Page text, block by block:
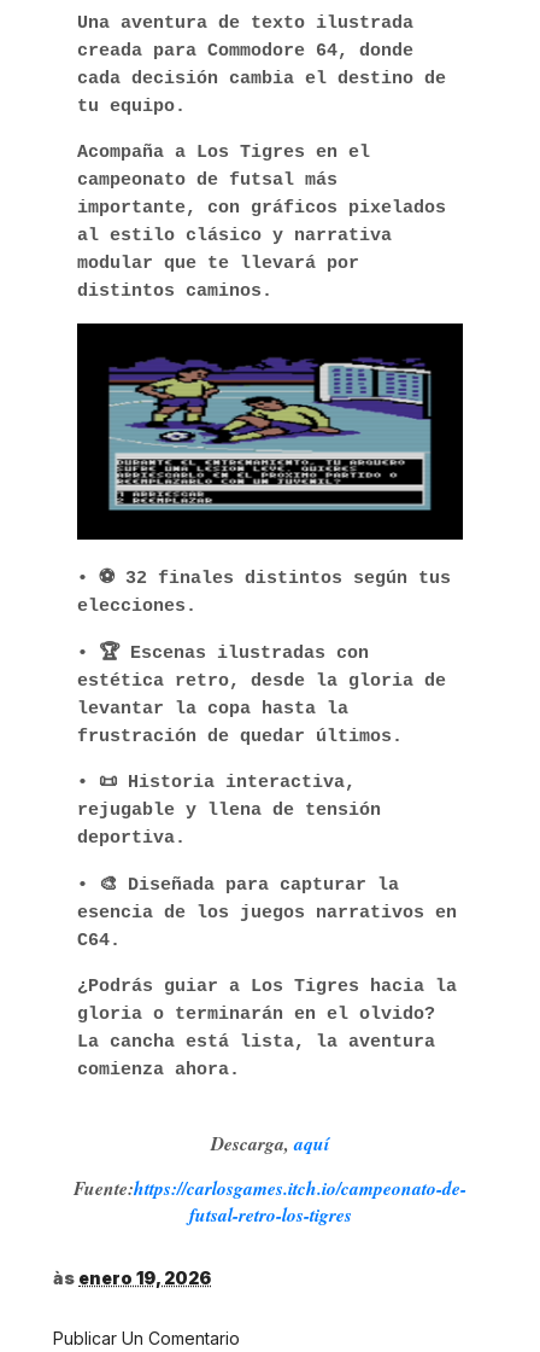
Una aventura de texto ilustrada
creada para Commodore 64, donde
cada decisión cambia el destino de
tu equipo.
Acompaña a Los Tigres en el
campeonato de futsal más
importante, con gráficos pixelados
al estilo clásico y narrativa
modular que te llevará por
distintos caminos.
• ⚽ 32 finales distintos según tus
elecciones.
• 🏆 Escenas ilustradas con
estética retro, desde la gloria de
levantar la copa hasta la
frustración de quedar últimos.
• 📜 Historia interactiva,
rejugable y llena de tensión
deportiva.
• 🎨 Diseñada para capturar la
esencia de los juegos narrativos en
C64.
¿Podrás guiar a Los Tigres hacia la
gloria o terminarán en el olvido?
La cancha está lista, la aventura
comienza ahora.
Descarga,aquí
Fuente:https://carlosgames.itch.io/campeonato-de-
futsal-retro-los-tigres
às enero 19, 2026
Publicar Un Comentario